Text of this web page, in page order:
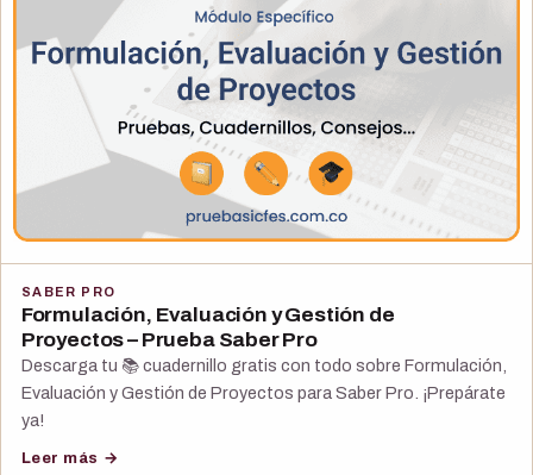
SABER PRO
Formulación, Evaluación y Gestión de
Proyectos – Prueba Saber Pro
Descarga tu 📚 cuadernillo gratis con todo sobre Formulación,
Evaluación y Gestión de Proyectos para Saber Pro. ¡Prepárate
ya!
Leer más →